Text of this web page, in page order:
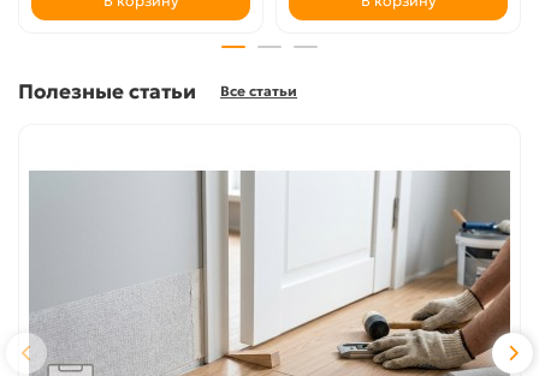
Полезные статьи Все статьи